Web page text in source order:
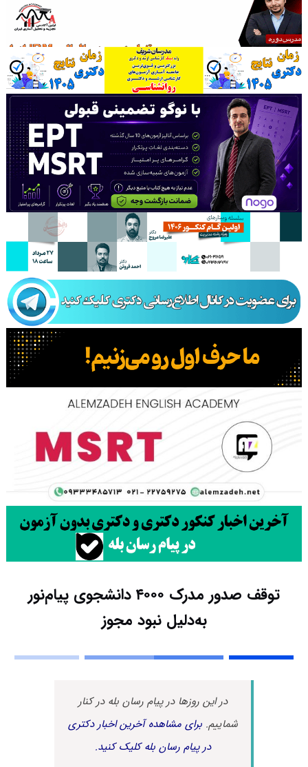
توقف صدور مدرک ۴۰۰۰ دانشجوی پیام‌نور
به‌دلیل نبود مجوز
در این روزها در پیام رسان بله در کنار
شماییم.برای مشاهده آخرین اخبار دکتری
در پیام رسان بله کلیک کنید.